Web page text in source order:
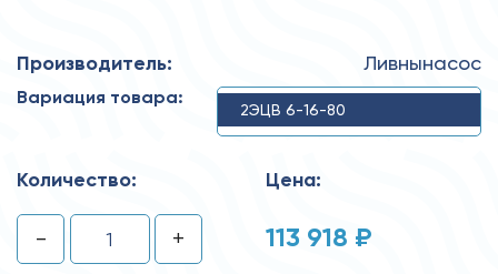
Производитель: Ливнынасос
Вариация товара:
2ЭЦВ 6-16-80
Количество:
- +
Цена:
113 918 ₽